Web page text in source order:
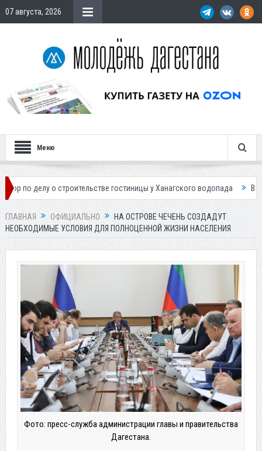
07 августа, 2026
Меню
о строительстве гостиницы у Ханагского водопада Власти
ГЛАВНАЯ ОФИЦИАЛЬНО
НА ОСТРОВЕ ЧЕЧЕНЬ СОЗДАДУТ
НЕОБХОДИМЫЕ УСЛОВИЯ ДЛЯ ПОЛНОЦЕННОЙ ЖИЗНИ НАСЕЛЕНИЯ
Фото: пресс-служба администрации главы и правительства
Дагестана.